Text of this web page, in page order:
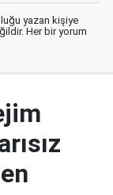
yazan kişiye
Her bir yorum